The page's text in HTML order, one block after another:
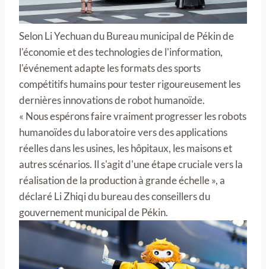
Selon Li Yechuan du Bureau municipal de Pékin de
l'économie et des technologies de l'information,
l'événement adapte les formats des sports
compétitifs humains pour tester rigoureusement les
dernières innovations de robot humanoïde.
« Nous espérons faire vraiment progresser les robots
humanoïdes du laboratoire vers des applications
réelles dans les usines, les hôpitaux, les maisons et
autres scénarios. Il s'agit d'une étape cruciale vers la
réalisation de la production à grande échelle », a
déclaré Li Zhiqi du bureau des conseillers du
gouvernement municipal de Pékin.